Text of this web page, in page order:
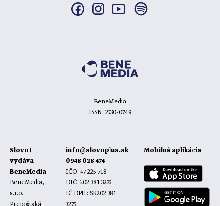
BeneMedia
ISSN: 2730-0749
Slovo+
vydáva
BeneMedia
BeneMedia,
s.r.o.
Prepoštská
info@slovoplus.sk
0948 028 474
IČO: 47 225 718
DIČ: 202 381 3275
IČ DPH: SK202 381
3275
Mobilná aplikácia